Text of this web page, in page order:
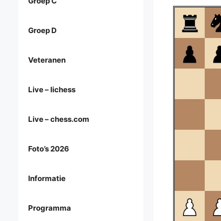
Groep D
Veteranen
Live – lichess
Live – chess.com
Foto’s 2026
Informatie
Programma